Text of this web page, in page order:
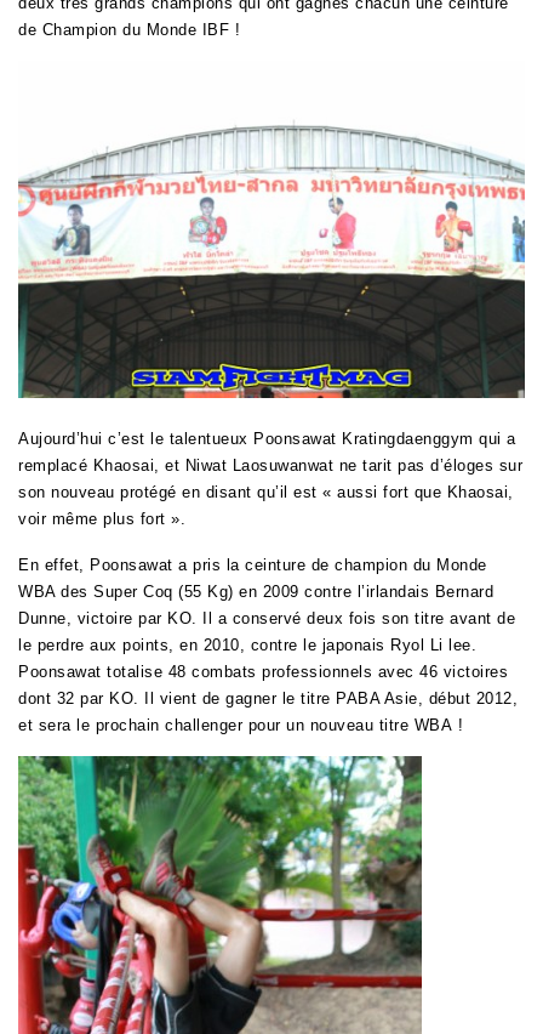
de Champion du Monde IBF !
Aujourd’hui c’est le talentueux Poonsawat Kratingdaenggym qui a
remplacé Khaosai, et Niwat Laosuwanwat ne tarit pas d’éloges sur
son nouveau protégé en disant qu’il est « aussi fort que Khaosai,
voir même plus fort ».
En effet, Poonsawat a pris la ceinture de champion du Monde
WBA des Super Coq (55 Kg) en 2009 contre l’irlandais Bernard
Dunne, victoire par KO. Il a conservé deux fois son titre avant de
le perdre aux points, en 2010, contre le japonais Ryol Li lee.
Poonsawat totalise 48 combats professionnels avec 46 victoires
dont 32 par KO. Il vient de gagner le titre PABA Asie, début 2012,
et sera le prochain challenger pour un nouveau titre WBA !